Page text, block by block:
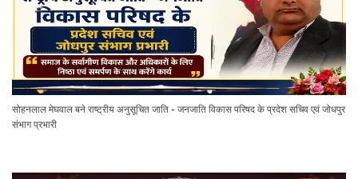
सोहनलाल मेघवाल बने राष्ट्रीय अनुसूचित जाति - जनजाति विकास परिषद के प्रदेश सचिव एवं जोधपुर
संभाग प्रभारी